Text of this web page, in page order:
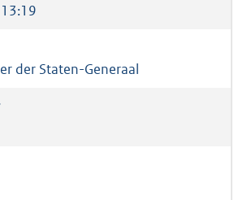
der Staten-Generaal